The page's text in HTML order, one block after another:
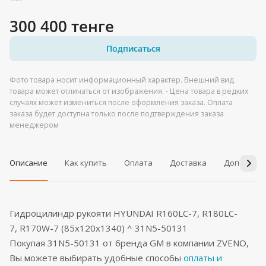
300 400 тенге
Подписаться
Фото товара носит информационный характер. Внешний вид
товара может отличаться от изображения. - Цена товара в редких
случаях может измениться после оформления заказа. Оплата
заказа будет доступна только после подтверждения заказа
менеджером
Описание Как купить Оплата Доставка
Гидроцилиндр рукояти HYUNDAI R160LC-7, R180LC-
7, R170W-7 (85x120x1340) ^ 31N5-50131
Покупая 31N5-50131 от бренда GM в компании ZVENO,
Вы можете выбирать удобные способы оплаты и